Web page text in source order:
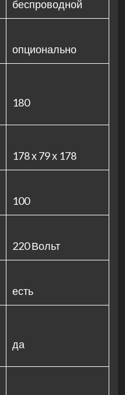
беспроводной
опционально
180
178 х 79 х 178
100
220 Вольт
есть
да